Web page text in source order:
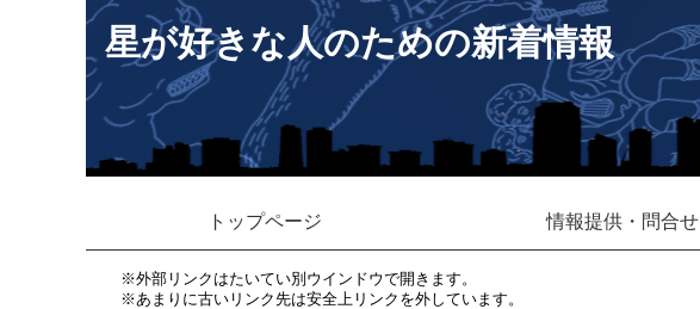
星が好きな人のための新着情報
トップページ 情報提供・問合せ
※外部リンクはたいてい別ウインドウで開きます。
※あまりに古いリンク先は安全上リンクを外しています。